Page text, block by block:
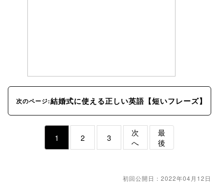
次のページ:結婚式に使える正しい英語【短いフレーズ】
1 2 3
次
へ
最
後
初回公開日：2022年04月12日